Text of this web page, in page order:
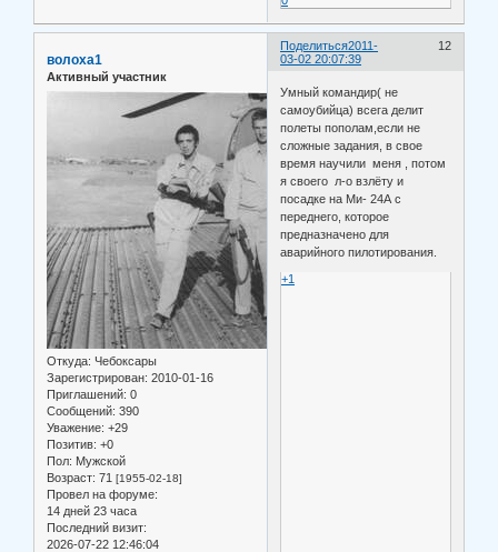
Поделиться 12
2011-
03-02 20:07:39
волоха1
Активный участник
Откуда: Чебоксары
Зарегистрирован: 2010-01-16
Приглашений: 0
Сообщений: 390
Уважение: +29
Позитив: +0
Пол: Мужской
Возраст: 71 [1955-02-18]
Провел на форуме:
14 дней 23 часа
Последний визит:
2026-07-22 12:46:04
Умный командир( не
самоубийца) всега делит
полеты пополам,если не
сложные задания, в свое
время научили меня , потом
я своего л-о взлёту и
посадке на Ми- 24А с
переднего, которое
предназначено для
аварийного пилотирования.
+1